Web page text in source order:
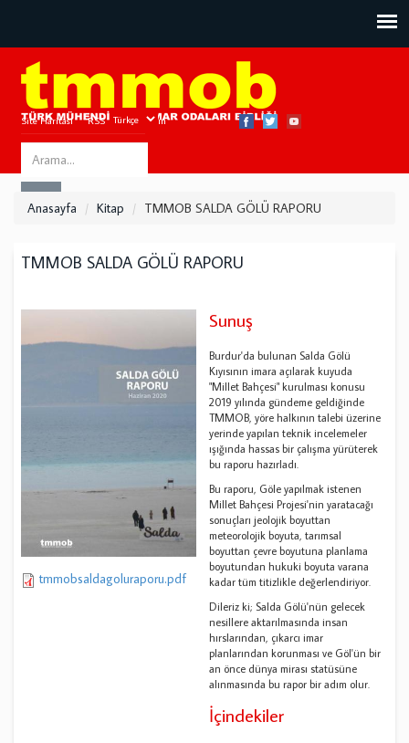
Site Haritası RSS Bize Ulaşın
Search
this
Anasayfa Kitap TMMOB SALDA GÖLÜ RAPORU
TMMOB SALDA GÖLÜ RAPORU
tmmobsaldagoluraporu.pdf
Sunuş
Burdur'da bulunan Salda Gölü
Kıyısının imara açılarak kuyuda
"Millet Bahçesi" kurulması konusu
2019 yılında gündeme geldiğinde
TMMOB, yöre halkının talebi üzerine
yerinde yapılan teknik incelemeler
ışığında hassas bir çalışma yürüterek
bu raporu hazırladı.
Bu raporu, Göle yapılmak istenen
Millet Bahçesi Projesi'nin yaratacağı
sonuçları jeolojik boyuttan
meteorolojik boyuta, tarımsal
boyuttan çevre boyutuna planlama
boyutundan hukuki boyuta varana
kadar tüm titizlikle değerlendiriyor.
Dileriz ki; Salda Gölü'nün gelecek
nesillere aktarılmasında insan
hırslarından, çıkarcı imar
planlarından korunması ve Göl'ün bir
an önce dünya mirası statüsüne
alınmasında bu rapor bir adım olur.
İçindekiler